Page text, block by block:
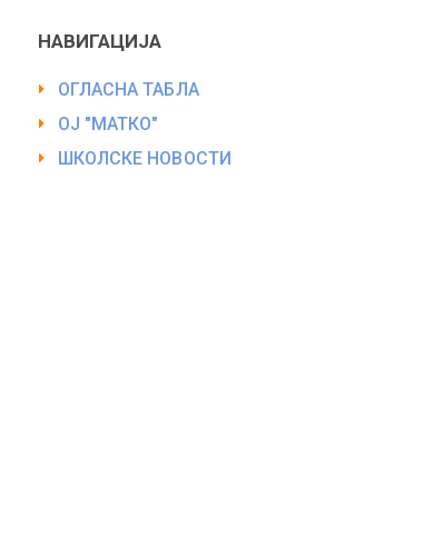
НАВИГАЦИЈА
ОГЛАСНА ТАБЛА
ОЈ "МАТКО"
ШКОЛСКЕ НОВОСТИ